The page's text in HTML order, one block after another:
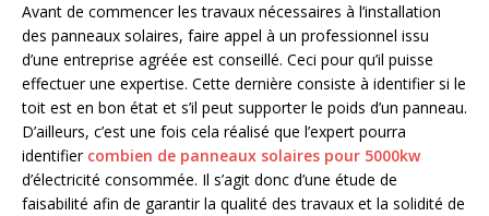
Avant de commencer les travaux nécessaires à l’installation
des panneaux solaires, faire appel à un professionnel issu
d’une entreprise agréée est conseillé. Ceci pour qu’il puisse
effectuer une expertise. Cette dernière consiste à identifier si le
toit est en bon état et s’il peut supporter le poids d’un panneau.
D’ailleurs, c’est une fois cela réalisé que l’expert pourra
identifier combien de panneaux solaires pour 5000kw
d’électricité consommée. Il s’agit donc d’une étude de
faisabilité afin de garantir la qualité des travaux et la solidité de